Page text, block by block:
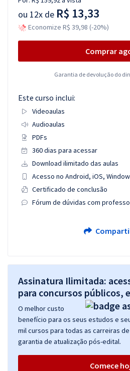
ou 12x de R$ 13,33
Economize R$ 39,98 (-20%)
Comprar
Garantia de devolução do
Este curso inclui:
Videoaulas
Audioaulas
PDFs
360 dias para acessar
Download ilimitado das aulas
Acesso no Android, iOS,
Certificado de conclusão
Fórum de dúvidas com
Assinatura Ilimitada:
para concursos públicos,
O melhor custo
benefício para os seus estudos e
mil cursos para todas as carreiras
garantia de atualização pós-edital.
Comece